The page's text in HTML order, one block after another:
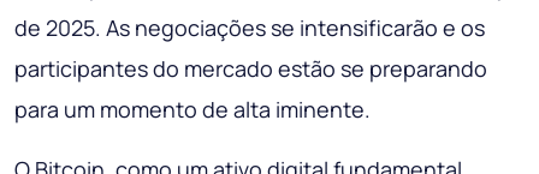
de 2025. As negociações se intensificarão e os
participantes do mercado estão se preparando
para um momento de alta iminente.